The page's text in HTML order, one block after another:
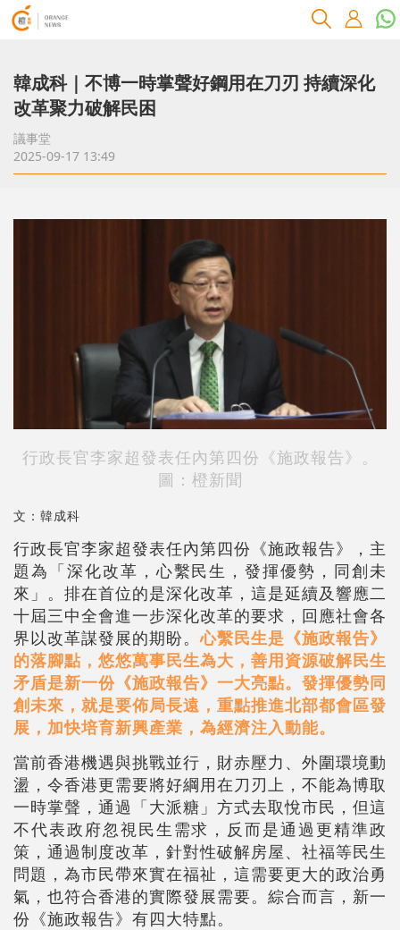
韓成科｜不博一時掌聲好鋼用在刀刃 持續深化
改革聚力破解民困
議事堂
2025-09-17 13:49
行政長官李家超發表任內第四份 《施政報告》 。
圖：橙新聞
文：韓成科
行政長官李家超發表任內第四份 《施政報告》
，主
題為「深化改革，心繫民生，發揮優勢，同創未
來」。排在首位的是深化改革，這是延續及響應二
十屆三中全會進一步深化改革的要求，回應社會各
界以改革謀發展的期盼。心繫民生是《施政報告》
的落腳點，悠悠萬事民生為大，善用資源破解民生
矛盾是新一份《施政報告》一大亮點。發揮優勢同
創未來，就是要佈局長遠，重點推進北部都會區發
展，加快培育新興產業，為經濟注入動能。
當前香港機遇與挑戰並行，財赤壓力、外圍環境動
盪，令香港更需要將好綱用在刀刃上，不能為博取
一時掌聲，通過「大派糖」方式去取悅市民，但這
不代表政府忽視民生需求，反而是通過更精準政
策，通過制度改革，針對性破解房屋、社福等民生
問題，為市民帶來實在福祉，這需要更大的政治勇
氣，也符合香港的實際發展需要。綜合而言，新一
份《施政報告》有四大特點。